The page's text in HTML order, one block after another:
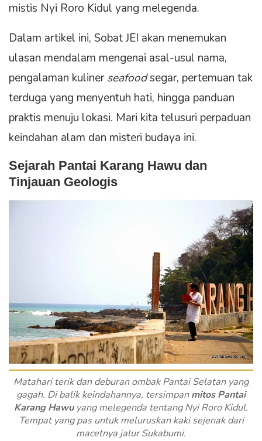
mistis Nyi Roro Kidul yang melegenda.
Dalam artikel ini, Sobat JEI akan menemukan
ulasan mendalam mengenai asal-usul nama,
pengalaman kulinerseafoodsegar, pertemuan tak
terduga yang menyentuh hati, hingga panduan
praktis menuju lokasi. Mari kita telusuri perpaduan
keindahan alam dan misteri budaya ini.
Sejarah Pantai Karang Hawu dan
Tinjauan Geologis
Matahari terik dan deburan ombak Pantai Selatan yang
gagah. Di balik keindahannya, tersimpanmitos Pantai
Karang Hawuyang melegenda tentang Nyi Roro Kidul.
Tempat yang pas untuk meluruskan kaki sejenak dari
macetnya jalur Sukabumi.